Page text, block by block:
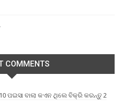
COMMENTS
ପଇସା ବାଲା କଏନ ଥିଲେ ବିକ୍ରି କରନ୍ତୁ 2